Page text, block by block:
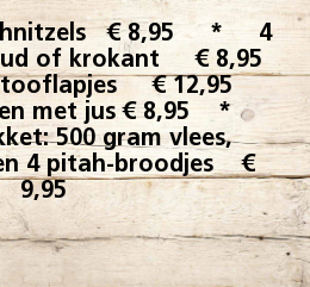
schnitzels € 8,95 * 4
of krokant € 8,95
€ 12,95
met jus € 8,95 *
500 gram vlees,
4 pitah-broodjes €
9,95